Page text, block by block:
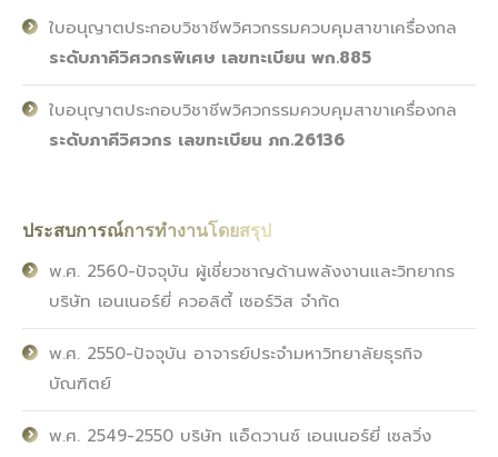
ใบอนุญาตประกอบวิชาชีพวิศวกรรมควบคุมสาขาเครื่องกล
ระดับภาคีวิศวกรพิเศษ เลขทะเบียน พก.885
ใบอนุญาตประกอบวิชาชีพวิศวกรรมควบคุมสาขาเครื่องกล
ระดับภาคีวิศวกร เลขทะเบียน ภก.26136
ประสบการณ์การทำงานโดยสรุป
พ.ศ. 2560-ปัจจุบัน ผู้เชี่ยวชาญด้านพลังงานและวิทยากร
บริษัท เอนเนอร์ยี่ ควอลิตี้ เซอร์วิส จำกัด
พ.ศ. 2550-ปัจจุบัน อาจารย์ประจำมหาวิทยาลัยธุรกิจ
บัณฑิตย์
พ.ศ. 2549-2550 บริษัท แอ็ดวานซ์ เอนเนอร์ยี่ เซลวิ่ง